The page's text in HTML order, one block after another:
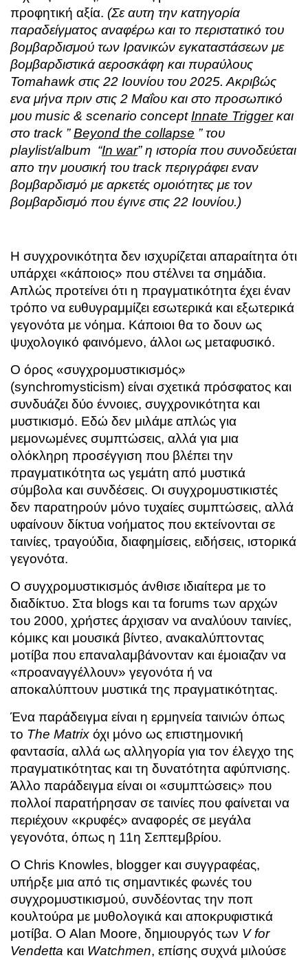
προφητική αξία. (Σε αυτη την κατηγορία
παραδείγματος αναφέρω και το περιστατικό του
βομβαρδισμού των Ιρανικών εγκαταστάσεων με
βομβαρδιστικά αεροσκάφη και πυραύλους
Tomahawk στις 22 Ιουνίου του 2025. Ακριβώς
ενα μήνα πριν στις 2 Μαΐου και στο προσωπικό
μου music & scenario concept Innate Triggerκαι
στο track ”Beyond the collapse ”του
playlist/album “In war” η ιστορία που συνοδεύεται
απο την μουσική του track περιγράφει εναν
βομβαρδισμό με αρκετές ομοιότητες με τον
βομβαρδισμό που έγινε στις 22 Ιουνίου.)
Η συγχρονικότητα δεν ισχυρίζεται απαραίτητα ότι
υπάρχει «κάποιος» που στέλνει τα σημάδια.
Απλώς προτείνει ότι η πραγματικότητα έχει έναν
τρόπο να ευθυγραμμίζει εσωτερικά και εξωτερικά
γεγονότα με νόημα. Κάποιοι θα το δουν ως
ψυχολογικό φαινόμενο, άλλοι ως μεταφυσικό.
Ο όρος «συγχρομυστικισμός»
(synchromysticism) είναι σχετικά πρόσφατος και
συνδυάζει δύο έννοιες, συγχρονικότητα και
μυστικισμό. Εδώ δεν μιλάμε απλώς για
μεμονωμένες συμπτώσεις, αλλά για μια
ολόκληρη προσέγγιση που βλέπει την
πραγματικότητα ως γεμάτη από μυστικά
σύμβολα και συνδέσεις. Οι συγχρομυστικιστές
δεν παρατηρούν μόνο τυχαίες συμπτώσεις, αλλά
υφαίνουν δίκτυα νοήματος που εκτείνονται σε
ταινίες, τραγούδια, διαφημίσεις, ειδήσεις, ιστορικά
γεγονότα.
Ο συγχρομυστικισμός άνθισε ιδιαίτερα με το
διαδίκτυο. Στα blogs και τα forums των αρχών
του 2000, χρήστες άρχισαν να αναλύουν ταινίες,
κόμικς και μουσικά βίντεο, ανακαλύπτοντας
μοτίβα που επαναλαμβάνονταν και έμοιαζαν να
«προαναγγέλλουν» γεγονότα ή να
αποκαλύπτουν μυστικά της πραγματικότητας.
Ένα παράδειγμα είναι η ερμηνεία ταινιών όπως
το The Matrix όχι μόνο ως επιστημονική
φαντασία, αλλά ως αλληγορία για τον έλεγχο της
πραγματικότητας και τη δυνατότητα αφύπνισης.
Άλλο παράδειγμα είναι οι «συμπτώσεις» που
πολλοί παρατήρησαν σε ταινίες που φαίνεται να
περιέχουν «κρυφές» αναφορές σε μεγάλα
γεγονότα, όπως η 11η Σεπτεμβρίου.
Ο Chris Knowles, blogger και συγγραφέας,
υπήρξε μια από τις σημαντικές φωνές του
συγχρομυστικισμού, συνδέοντας την ποπ
κουλτούρα με μυθολογικά και αποκρυφιστικά
μοτίβα. Ο Alan Moore, δημιουργός των V for
Vendetta και Watchmen, επίσης συχνά μιλούσε